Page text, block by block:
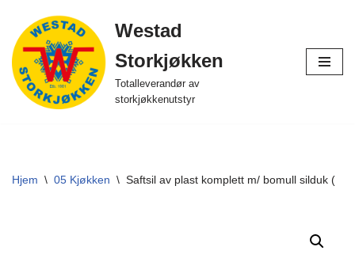
Hopp
til
innholdet
Westad
Storkjøkken
Totalleverandør av
storkjøkkenutstyr
Hjem \ 05 Kjøkken \ Saftsil av plast komplett m/ bomull silduk (